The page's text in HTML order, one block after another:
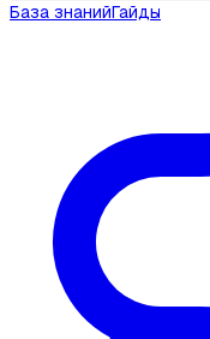
База знанийГайды